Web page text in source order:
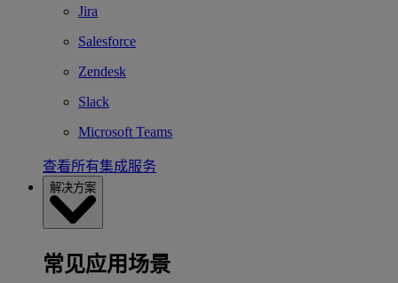
Jira
Salesforce
Zendesk
Slack
Microsoft Teams
查看所有集成服务
解决方案
常见应用场景